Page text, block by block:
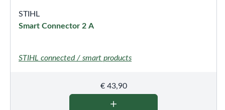
STIHL
Smart Connector 2 A
STIHL connected / smart products
€43,90